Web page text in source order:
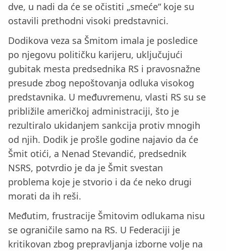
dve, u nadi da će se očistiti „smeće“ koje su
ostavili prethodni visoki predstavnici.
Dodikova veza sa Šmitom imala je posledice
po njegovu političku karijeru, uključujući
gubitak mesta predsednika RS i pravosnažne
presude zbog nepoštovanja odluka visokog
predstavnika. U međuvremenu, vlasti RS su se
približile američkoj administraciji, što je
rezultiralo ukidanjem sankcija protiv mnogih
od njih. Dodik je prošle godine najavio da će
Šmit otići, a Nenad Stevandić, predsednik
NSRS, potvrdio je da je Šmit svestan
problema koje je stvorio i da će neko drugi
morati da ih reši.
Međutim, frustracije Šmitovim odlukama nisu
se ograničile samo na RS. U Federaciji je
kritikovan zbog prepravljanja izborne volje na